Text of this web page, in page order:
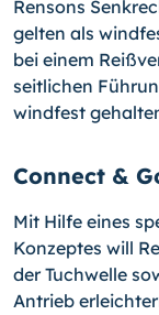
Rensons
gelten als
bei einem
seit­lichen
windfest
Connect &
Mit Hilfe eines
Konzeptes will
der Tuchwelle
Antrieb